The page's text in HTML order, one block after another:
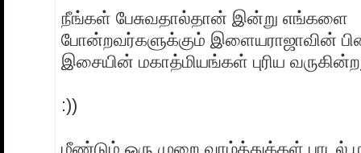
நீங்கள் பேசுவதால்தான் இன்று எங்களை
போன்றவர்களுக்கும் இளையராஜாவின்
இசையின் மகாத்மியங்கள் புரிய
:))
மீண்டும் ஒரு முறை வாழ்த்துக்கள் பாடல்